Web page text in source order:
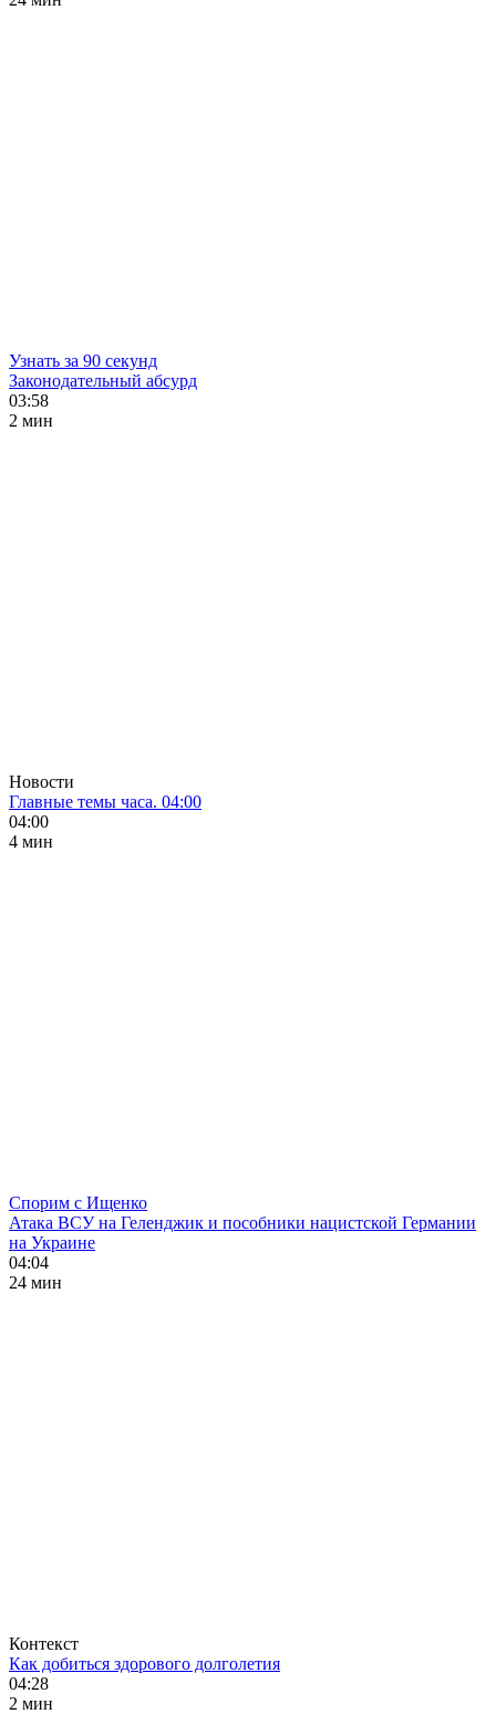
Узнать за 90 секунд
Законодательный абсурд
03:58
2 мин
Новости
Главные темы часа. 04:00
04:00
4 мин
Спорим с Ищенко
Атака ВСУ на Геленджик и пособники нацистской Германии
на Украине
04:04
24 мин
Контекст
Как добиться здорового долголетия
04:28
2 мин